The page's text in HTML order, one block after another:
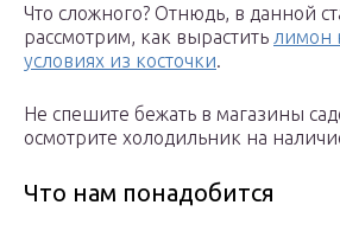
Что сложного? Отнюдь, в данной
рассмотрим, как вырастить лимон
условиях из косточки.
Не спешите бежать в магазины
осмотрите холодильник на
Что нам понадобится